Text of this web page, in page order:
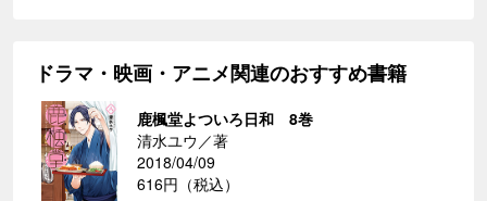
ドラマ・映画・アニメ関連のおすすめ書籍
鹿楓堂よついろ日和 8巻
清水ユウ／著
2018/04/09
616円（税込）